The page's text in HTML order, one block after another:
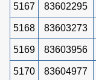
5167 83602295
5168 83603273
5169 83603956
5170 83604977